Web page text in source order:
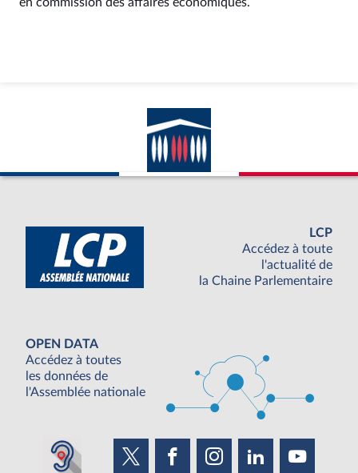
LCP
Accédez à toute
l'actualité de
la Chaine Parlementaire
OPEN DATA
Accédez à toutes
les données de
l'Assemblée nationale